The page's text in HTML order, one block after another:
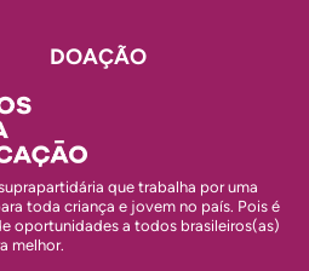
DOAÇÃO
que trabalha por uma
toda criança e jovem no país. Pois é
oportunidades a todos brasileiros(as)
melhor.